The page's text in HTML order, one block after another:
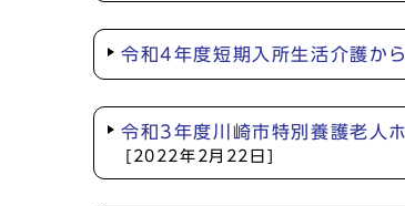
令和4年度短期入所生活介護か
令和3年度川崎市特別養護老人
[2022年2月22日]